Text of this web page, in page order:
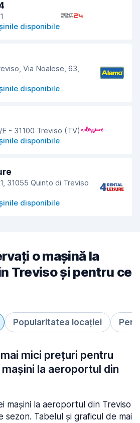
disponibile
Via Noalese, 63,
disponibile
- 31100 Treviso (TV)
disponibile
31055 Quinto di Treviso
disponibile
o mașină la
Treviso și pentru ce
Popularitatea locației
mici prețuri pentru
la aeroportul din
mașini la aeroportul din Treviso
sezon. Tabelul și graficul de mai